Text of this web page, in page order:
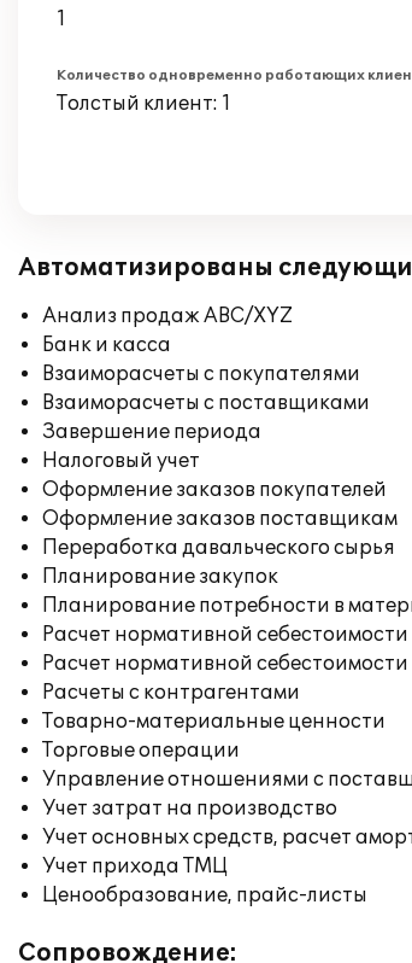
1
Количество одновременно работающих
Толстый клиент: 1
Автоматизированы
Анализ продаж ABC/XYZ
Банк и касса
Взаиморасчеты с покупателями
Взаиморасчеты с поставщиками
Завершение периода
Налоговый учет
Оформление заказов покупателей
Оформление заказов поставщикам
Переработка давальческого сырья
Планирование закупок
Планирование потребности в
Расчет нормативной себестоимости
Расчет нормативной себестоимости
Расчеты с контрагентами
Товарно-материальные ценности
Торговые операции
Управление отношениями с
Учет затрат на производство
Учет основных средств, расчет
Учет прихода ТМЦ
Ценообразование, прайс-листы
Сопровождение: